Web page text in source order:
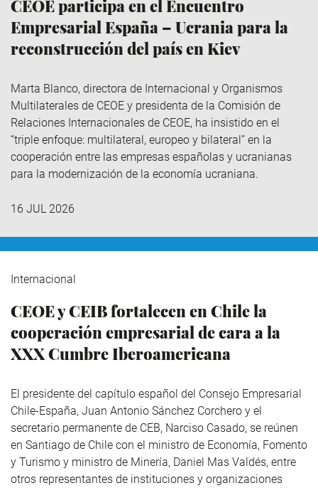
CEOE participa en el Encuentro
Empresarial España – Ucrania para la
reconstrucción del país en Kiev
Marta Blanco, directora de Internacional y Organismos
Multilaterales de CEOE y presidenta de la Comisión de
Relaciones Internacionales de CEOE, ha insistido en el
“triple enfoque: multilateral, europeo y bilateral” en la
cooperación entre las empresas españolas y ucranianas
para la modernización de la economía ucraniana.
16 JUL 2026
Internacional
CEOE y CEIB fortalecen en Chile la
cooperación empresarial de cara a la
XXX Cumbre Iberoamericana
El presidente del capítulo español del Consejo Empresarial
Chile-España, Juan Antonio Sánchez Corchero y el
secretario permanente de CEB, Narciso Casado, se reúnen
en Santiago de Chile con el ministro de Economía, Fomento
y Turismo y ministro de Minería, Daniel Mas Valdés, entre
otros representantes de instituciones y organizaciones